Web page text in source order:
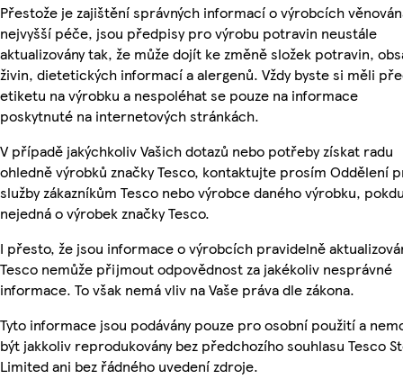
Přestože je zajištění správných informací o výrobcích
nejvyšší péče, jsou předpisy pro výrobu potravin neustále
aktualizovány tak, že může dojít ke změně složek potravin,
živin, dietetických informací a alergenů. Vždy byste si měli
etiketu na výrobku a nespoléhat se pouze na informace
poskytnuté na internetových stránkách.
V případě jakýchkoliv Vašich dotazů nebo potřeby získat radu
ohledně výrobků značky Tesco, kontaktujte prosím Oddělení
služby zákazníkům Tesco nebo výrobce daného výrobku,
nejedná o výrobek značky Tesco.
I přesto, že jsou informace o výrobcích pravidelně
Tesco nemůže přijmout odpovědnost za jakékoliv nesprávné
informace. To však nemá vliv na Vaše práva dle zákona.
Tyto informace jsou podávány pouze pro osobní použití a
být jakkoliv reprodukovány bez předchozího souhlasu Tesco
Limited ani bez řádného uvedení zdroje.